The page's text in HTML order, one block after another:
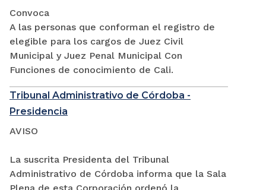
Convoca
A las personas que conforman el registro de
elegible para los cargos de Juez Civil
Municipal y Juez Penal Municipal Con
Funciones de conocimiento de Cali.
Tribunal Administrativo de Córdoba -
Presidencia
AVISO
La suscrita Presidenta del Tribunal
Administrativo de Córdoba informa que la Sala